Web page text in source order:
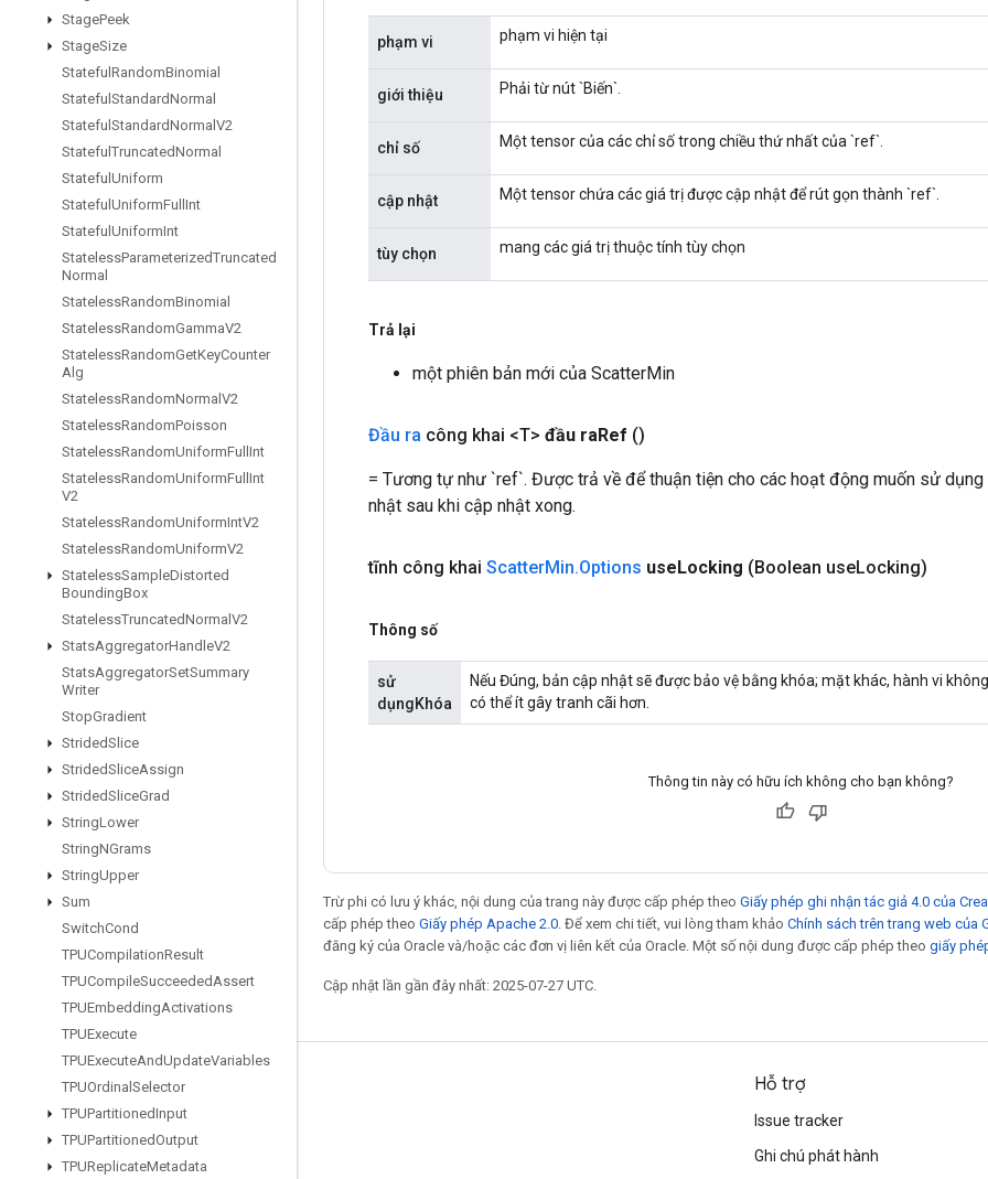
StagePeek
StageSize
Stateful RandomBinomial
Stateful StandardNormal
Stateful StandardNormal V2
Stateful TruncatedNormal
Stateful Uniform
Stateful UniformFull Int
Stateful UniformInt
StatelessParameterizedTruncated
Normal
StatelessRandomBinomial
StatelessRandomGammaV2
StatelessRandomGetKeyCounter
Alg
StatelessRandomNormal V2
StatelessRandomPoisson
StatelessRandomUniformFull Int
StatelessRandomUniformFull Int
V2
StatelessRandomUniformIntV2
StatelessRandomUniformV2
StatelessSampleDistorted
BoundingBox
StatelessTruncatedNormal V2
StatsAggregatorHandleV2
StatsAggregatorSetSummary
Writer
StopGradient
StridedSlice
StridedSliceAssign
StridedSliceGrad
StringLower
StringNGrams
StringUpper
Sum
SwitchCond
TPUCompilationResult
TPUCompileSucceededAssert
TPUEmbeddingActivations
TPUExecute
TPUExecuteAndUpdateVariables
TPUOrdinal Selector
TPUPartitionedInput
TPUPartitionedOutput
TPUReplicateMetadata
phạm vi phạm vi hiện tại
giới thiệu Phải từ nút `Biến`.
chỉ số Một tensor của các chỉ số trong chiều thứ nhất của `ref`.
cập nhật Một tensor chứa các giá trị được cập nhật để rút gọn thành `ref`.
tùy chọn mang các giá trị thuộc tính tùy chọn
Trả lại
một phiên bản mới của ScatterMin
Đầu ra công khai <T> đầu raRef ()
= Tương tự như `ref`. Được trả về để thuận tiện cho các hoạt động muốn sử
nhật sau khi cập nhật xong.
tĩnh công khai ScatterMin.Options use Locking (Boolean useLocking)
Thông số
sử
dụngKhóa
Nếu Đúng, bản cập nhật sẽ được bảo vệ bằng khóa; mặt khác, hành vi
có thể ít gây tranh cãi hơn.
Thông tin này có hữu ích không cho bạn không?
Trừ phi có lưu ý khác, nội dung của trang này được cấp phép theo Giấy phép ghi nhận tác giả 4.0 của
cấp phép theo Giấy phép Apache 2.0. Để xem chi tiết, vui lòng tham khảo Chính sách trên trang web của
đăng ký của Oracle và/hoặc các đơn vị liên kết của Oracle. Một số nội dung được cấp phép theo giấy
Cập nhật lần gần đây nhất: 2025-07-27 UTC.
Giữ liên lạc
Blog
Hỗ trợ
Issue tracker
Ghi chú phát hành